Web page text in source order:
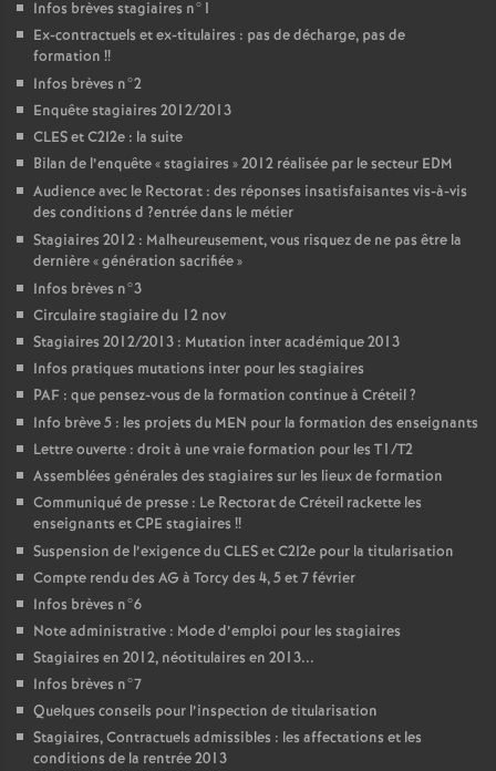
Infos brèves stagiaires n°1
Ex-contractuels et ex-titulaires : pas de décharge, pas de
formation !!
Infos brèves n°2
Enquête stagiaires 2012/2013
CLESet C2I2e : la suite
Bilan de l’enquête «stagiaires » 2012 réalisée par le secteur EDM
Audience avec le Rectorat : des réponses insatisfaisantes vis-à-vis
des conditions d ?entrée dans le métier
Stagiaires 2012 : Malheureusement, vous risquez de ne pas être la
dernière «génération sacrifiée»
Infos brèves n°3
Circulaire stagiaire du 12 nov
Stagiaires 2012/2013 : Mutation inter académique 2013
Infos pratiques mutations inter pour les stagiaires
PAF : que pensez-vous de la formation continue à Créteil?
Info brève 5 : les projets du MEN pour la formation des enseignants
Lettre ouverte : droit à une vraie formation pour les T1/T2
Assemblées générales des stagiaires sur les lieux de formation
Communiqué de presse : Le Rectorat de Créteil rackette les
enseignants etCPE stagiaires !!
Suspension de l’exigence duCLESet C2I2e pour la titularisation
Compte rendu des AG à Torcy des 4, 5 et 7 février
Infos brèves n°6
Note administrative : Mode d’emploi pour les stagiaires
Stagiaires en 2012, néotitulaires en 2013...
Infos brèves n°7
Quelques conseils pour l’inspection de titularisation
Stagiaires, Contractuels admissibles : les affectations et les
conditions de la rentrée 2013